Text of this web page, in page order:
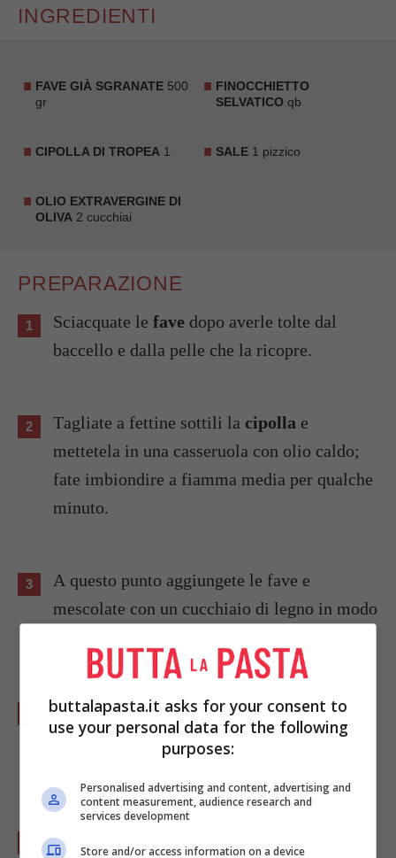
INGREDIENTI
FAVE GIÀ SGRANATE 500
gr
FINOCCHIETTO
SELVATICO qb
CIPOLLA DI TROPEA 1 SALE 1 pizzico
OLIO EXTRAVERGINE DI
OLIVA 2 cucchiai
PREPARAZIONE
Sciacquate le fave dopo averle tolte dal
baccello e dalla pelle che la ricopre.
Tagliate a fettine sottili la cipolla e
mettetela in una casseruola con olio caldo;
fate imbiondire a fiamma media per qualche
minuto.
A questo punto aggiungete le fave e
mescolate con un cucchiaio di legno in modo
Versate nella casseruola una quantità
d’acqua sufficiente a coprire le fave e fate
Avrete ottenuto un composto abbastanza
buttalapasta.it asks for your consent to
use your personal data for the following
purposes:
Personalised advertising and content, advertising and
content measurement, audience research and
services development
Store and/or access information on a device